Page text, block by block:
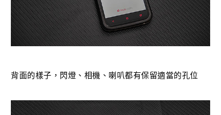
背面的樣子，閃燈、相機、喇叭都有保留適當的孔位